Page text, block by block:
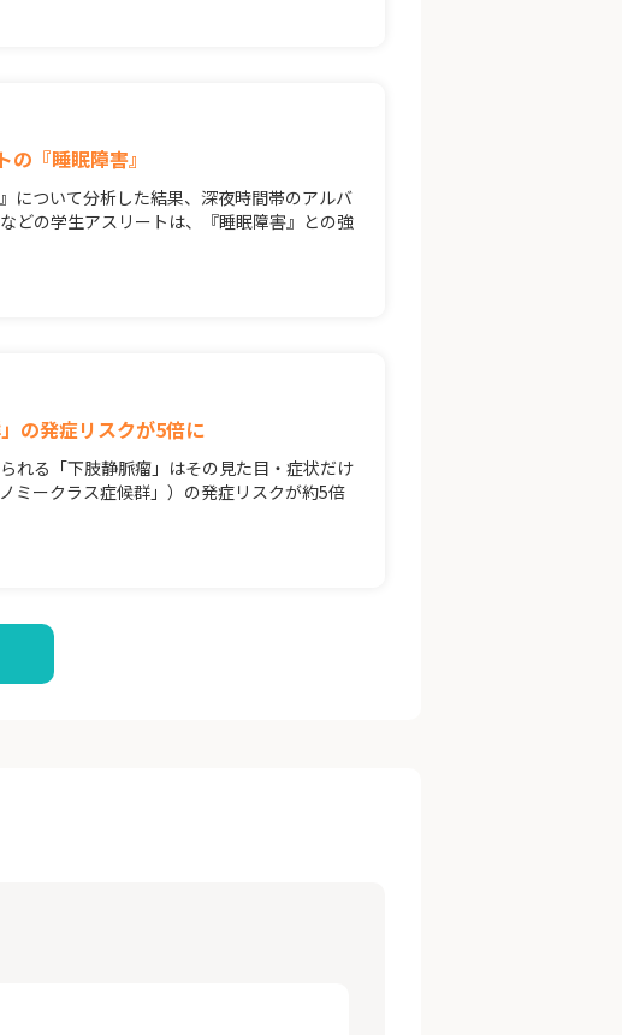
『睡眠障害』
について分析した結果、深夜時間帯のアルバ
どの学生アスリートは、『睡眠障害』との強
の発症リスクが5倍に
れる「下肢静脈瘤」はその見た目・症状だけ
ミークラス症候群」）の発症リスクが約5倍